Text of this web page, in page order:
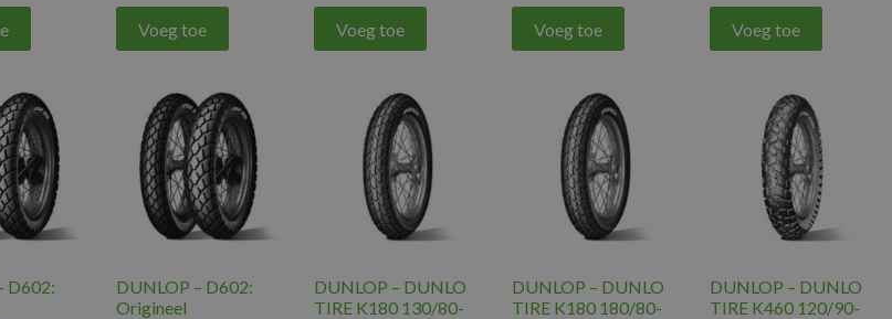
Voeg toe Voeg toe Voeg toe Voeg toe
D602:
DUNLOP – D602:
Origineel
DUNLOP – DUNLO
TIRE K180 130/80-
DUNLOP – DUNLO
TIRE K180 180/80-
DUNLOP – DUNLO
TIRE K460 120/90-